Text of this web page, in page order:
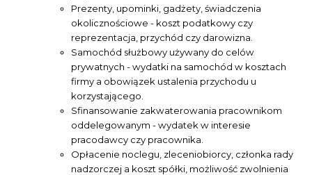
Prezenty, upominki, gadżety, świadczenia
okolicznościowe - koszt podatkowy czy
reprezentacja, przychód czy darowizna.
Samochód służbowy używany do celów
prywatnych - wydatki na samochód w kosztach
firmy a obowiązek ustalenia przychodu u
korzystającego.
Sfinansowanie zakwaterowania pracownikom
oddelegowanym - wydatek w interesie
pracodawcy czy pracownika.
Opłacenie noclegu, zleceniobiorcy, członka rady
nadzorczej a koszt spółki, możliwość zwolnienia